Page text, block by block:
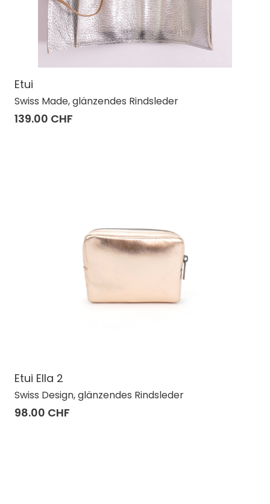
Etui
Swiss Made, glänzendes Rindsleder
139.00 CHF
Etui Ella 2
Swiss Design, glänzendes Rindsleder
98.00 CHF